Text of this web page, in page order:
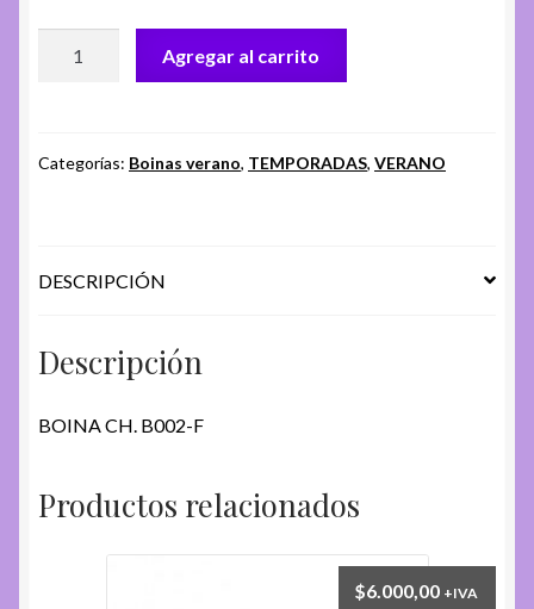
cantidad
Agregar al carrito
Categorías: Boinas verano, TEMPORADAS, VERANO
DESCRIPCIÓN
Descripción
BOINA CH. B002-F
Productos relacionados
$6.000,00 +IVA